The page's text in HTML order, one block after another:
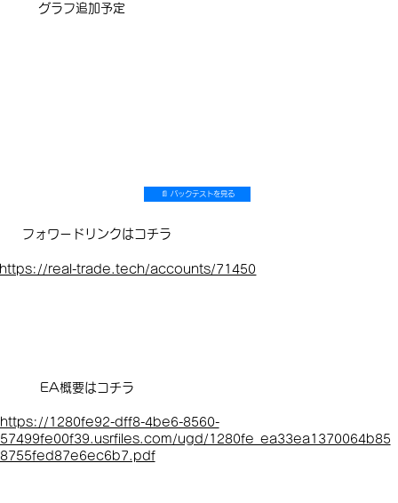
フォワードリンクはコチラ
https://real-trade.tech/accounts/71450
EA概要はコチラ
https://1280fe92-dff8-4be6-8560-
57499fe00f39.usrfiles.com/ugd/1280fe_ea33ea1370064b85
8755fed87e6ec6b7.pdf
📄 バックテストを見る
​グラフ追加予定